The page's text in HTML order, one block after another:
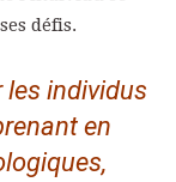
défis.
les individus
en